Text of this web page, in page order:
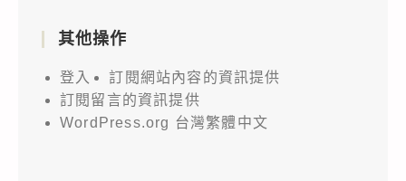
其他操作
登入
訂閱網站內容的資訊提供
訂閱留言的資訊提供
WordPress.org 台灣繁體中文